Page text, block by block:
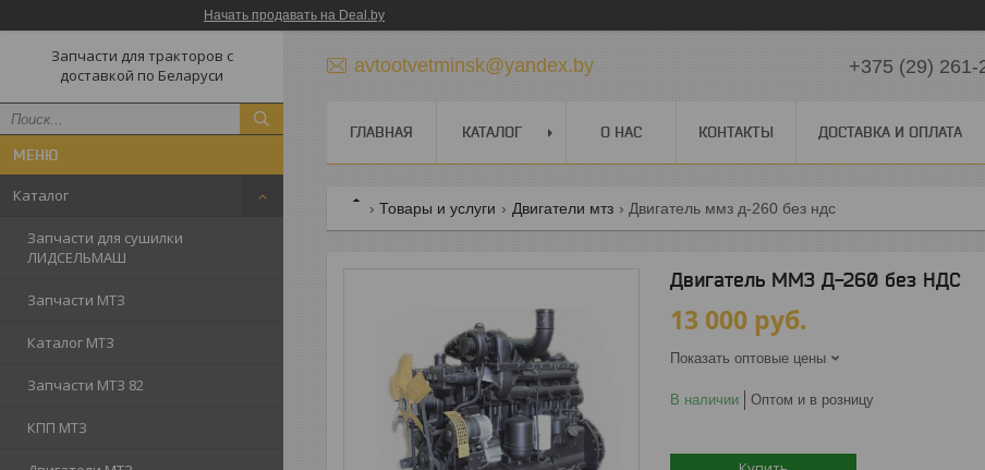
Начать продавать на Deal.by
Запчасти для тракторов с
доставкой по Беларуси
Каталог
Запчасти для сушилки
ЛИДСЕЛЬМАШ
Запчасти МТЗ
Каталог МТЗ
Запчасти МТЗ 82
КПП МТЗ
avtootvetminsk@yandex.by +375 (29) 261-
ГЛАВНАЯ КАТАЛОГ О НАС КОНТАКТЫ ДОСТАВКА И ОПЛАТА
Товары и услуги Двигатели мтз Двигатель ммз д-260 без ндс
Двигатель ММЗ Д-260 без НДС
13 000 руб.
Показать оптовые цены
В наличии Оптом и в розницу